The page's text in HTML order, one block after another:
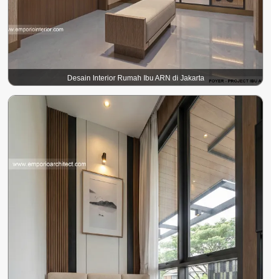
Desain Interior Rumah Ibu ARN di Jakarta